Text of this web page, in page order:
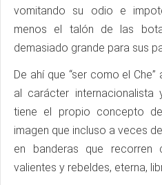
vomitando su odio e
menos el talón de las
demasiado grande para sus
De ahí que “ser como el
al carácter
tiene el propio concepto
imagen que incluso a veces
en banderas que recorren
valientes y rebeldes, eterna,